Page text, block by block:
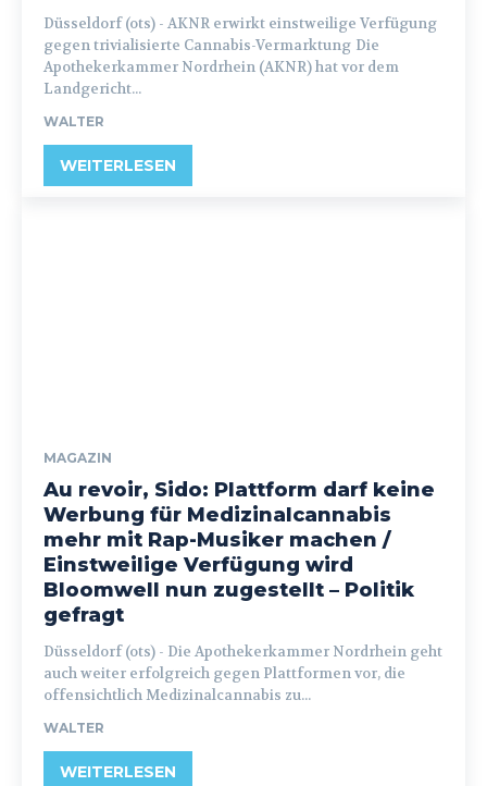
Düsseldorf (ots) - AKNR erwirkt einstweilige Verfügung
gegen trivialisierte Cannabis-Vermarktung Die
Apothekerkammer Nordrhein (AKNR) hat vor dem
Landgericht...
WALTER
WEITERLESEN
MAGAZIN
Au revoir, Sido: Plattform darf keine
Werbung für Medizinalcannabis
mehr mit Rap-Musiker machen /
Einstweilige Verfügung wird
Bloomwell nun zugestellt – Politik
gefragt
Düsseldorf (ots) - Die Apothekerkammer Nordrhein geht
auch weiter erfolgreich gegen Plattformen vor, die
offensichtlich Medizinalcannabis zu...
WALTER
WEITERLESEN